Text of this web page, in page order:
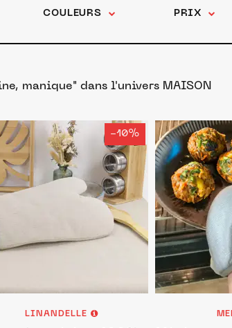
COULEURS PRIX
manique" dans l'univers MAISON
-10%
LINANDELLE